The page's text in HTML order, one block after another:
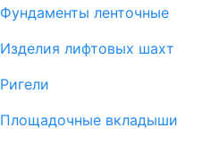
Фундаменты ленточные
Изделия лифтовых шахт
Ригели
Площадочные вкладыши